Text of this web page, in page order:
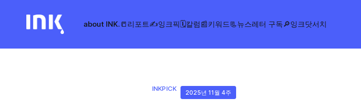
about INK.📒리포트✍️잉크픽🗓️칼럼📰키워드📃뉴스레터 구독🔎잉크닷서치
INKPICK
2025년 11월 4주